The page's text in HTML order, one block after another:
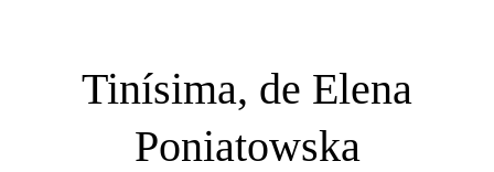
Tinísima, de Elena
Poniatowska